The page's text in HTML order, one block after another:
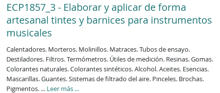
ECP1857_3 - Elaborar y aplicar de forma
artesanal tintes y barnices para instrumentos
musicales
Calentadores. Morteros. Molinillos. Matraces. Tubos de ensayo.
Destiladores. Filtros. Termómetros. Útiles de medición. Resinas. Gomas.
Colorantes naturales. Colorantes sintéticos. Alcohol. Aceites. Esencias.
Mascarillas. Guantes. Sistemas de filtrado del aire. Pinceles. Brochas.
Pigmentos. ... Leer más ECP1857_3
...